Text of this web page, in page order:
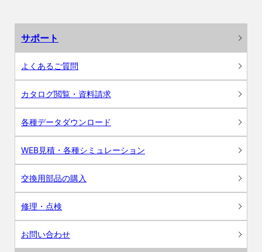
サポート
よくあるご質問
カタログ閲覧・資料請求
各種データダウンロード
WEB見積・各種シミュレーション
交換用部品の購入
修理・点検
お問い合わせ